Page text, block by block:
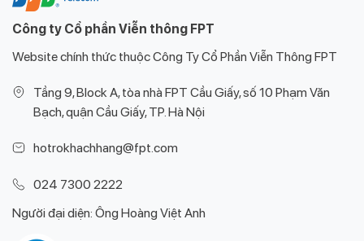
Công ty Cổ phần Viễn thông FPT
Website chính thức thuộc Công Ty Cổ Phần Viễn Thông FPT
Tầng 9, Block A, tòa nhà FPT Cầu Giấy, số 10 Phạm Văn
Bạch, quận Cầu Giấy, TP. Hà Nội
hotrokhachhang@fpt.com
024 7300 2222
Người đại diện: Ông Hoàng Việt Anh